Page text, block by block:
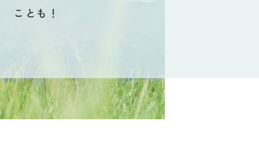
ことも！